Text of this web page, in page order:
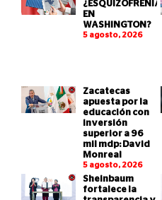
¿ESQUIZOFRENIA
EN
WASHINGTON?
5 agosto, 2026
Zacatecas
apuesta por la
educación con
inversión
superior a 96
mil mdp: David
Monreal
5 agosto, 2026
Sheinbaum
fortalece la